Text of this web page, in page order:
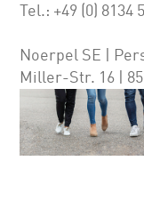
Tel.: +49 (0) 8134
Noerpel SE |
Miller-Str. 16 |